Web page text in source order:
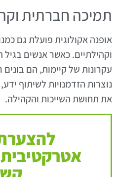
תמיכה חברתית
אופנה אקולוגית פועלת גם
וקהילתיים. כאשר אנשים
עקרונות של קיימות, הם
נוצרות הזדמנויות לשיתוף
את תחושת השייכות והקהילה.
אטרקטיבית